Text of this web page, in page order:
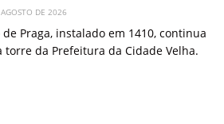
DE 2026
Praga, instalado em 1410, continua
da Prefeitura da Cidade Velha.